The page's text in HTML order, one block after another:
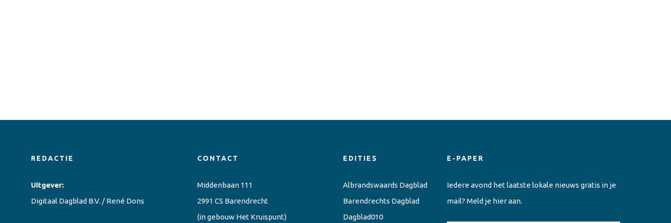
REDACTIE
Uitgever:
Digitaal Dagblad B.V. / René Dons
CONTACT
Middenbaan 111
2991 CS Barendrecht
(in gebouw Het Kruispunt)
EDITIES
Albrandswaards Dagblad
Barendrechts Dagblad
Dagblad010
E-PAPER
Iedere avond het laatste lokale nieuws gratis in je
mail? Meld je hier aan.